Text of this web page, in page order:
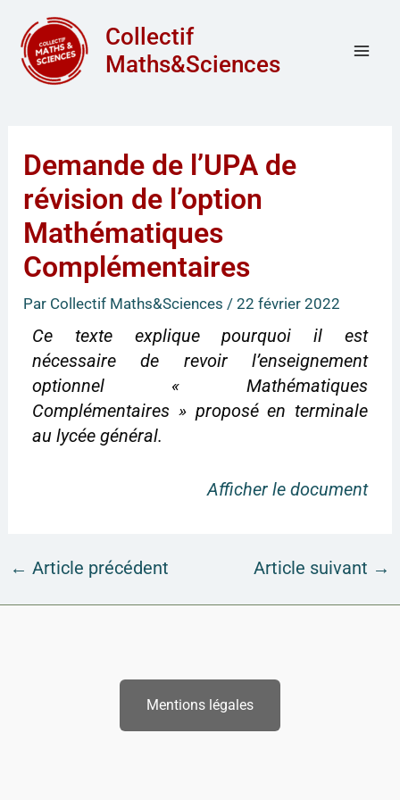
contenu
Collectif
Maths&Sciences
Demande de l’UPA de
révision de l’option
Mathématiques
Complémentaires
Par Collectif Maths&Sciences/22 février 2022
Ce texte explique pourquoi il est
nécessaire de revoir l’enseignement
optionnel « Mathématiques
Complémentaires » proposé en terminale
au lycée général.
Afficher le document
← Article précédent Article suivant →
Mentions légales